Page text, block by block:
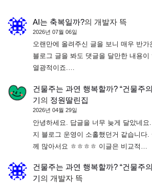
AI는 축복일까?의 개발자 뜩
2026년 07월 06일
오랜만에 올려주신 글을 보니 매우 반
블로그 글을 봐도 댓글을 달만한 내용
열광적이죠.…
건물주는 과연 행복할까? “건물주
기의 정원딸린집
2026년 04월 29일
안녕하세요. 답글을 너무 늦게 달았네요
지 블로그 운영이 소홀했던거 같습니다
께 많아서요 ㅎㅎㅎㅎ 이글은 비교적…
건물주는 과연 행복할까? “건물주
기의 개발자 뜩